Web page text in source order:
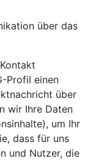
über das
Profil einen
über
wir Ihre Daten
um Ihr
dass für uns
und Nutzer, die